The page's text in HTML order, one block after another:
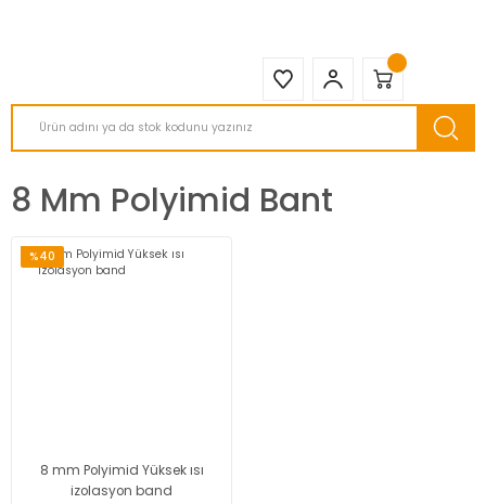
8 Mm Polyimid Bant
%40
8 mm Polyimid Yüksek ısı
izolasyon band